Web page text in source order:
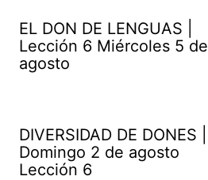
EL DON DE LENGUAS |
Lección 6 Miércoles 5 de
agosto
DIVERSIDAD DE DONES |
Domingo 2 de agosto
Lección 6